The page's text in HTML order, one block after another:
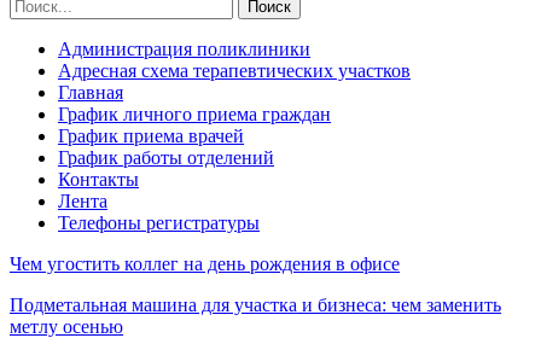
Администрация поликлиники
Адресная схема терапевтических участков
Главная
График личного приема граждан
График приема врачей
График работы отделений
Контакты
Лента
Телефоны регистратуры
Чем угостить коллег на день рождения в офисе
Подметальная машина для участка и бизнеса: чем заменить
метлу осенью